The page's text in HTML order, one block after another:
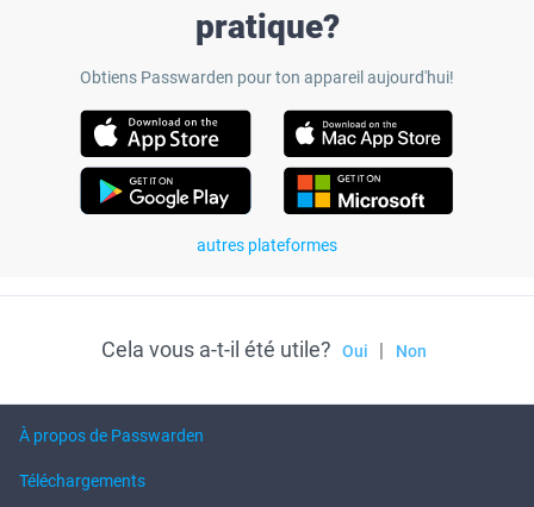
pratique?
Obtiens Passwarden pour ton appareil aujourd'hui!
autres plateformes
Cela vous a-t-il été utile? Oui | Non
À propos de Passwarden
Téléchargements